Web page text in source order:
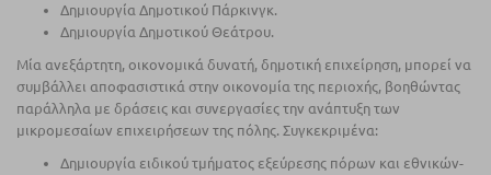
Δημιουργία Δημοτικού Πάρκινγκ.
Δημιουργία Δημοτικού Θεάτρου.
Μία ανεξάρτητη, οικονομικά δυνατή, δημοτική επιχείρηση, μπορεί να
συμβάλλει αποφασιστικά στην οικονομία της περιοχής, βοηθώντας
παράλληλα με δράσεις και συνεργασίες την ανάπτυξη των
μικρομεσαίων επιχειρήσεων της πόλης. Συγκεκριμένα:
Δημιουργία ειδικού τμήματος εξεύρεσης πόρων και εθνικών-